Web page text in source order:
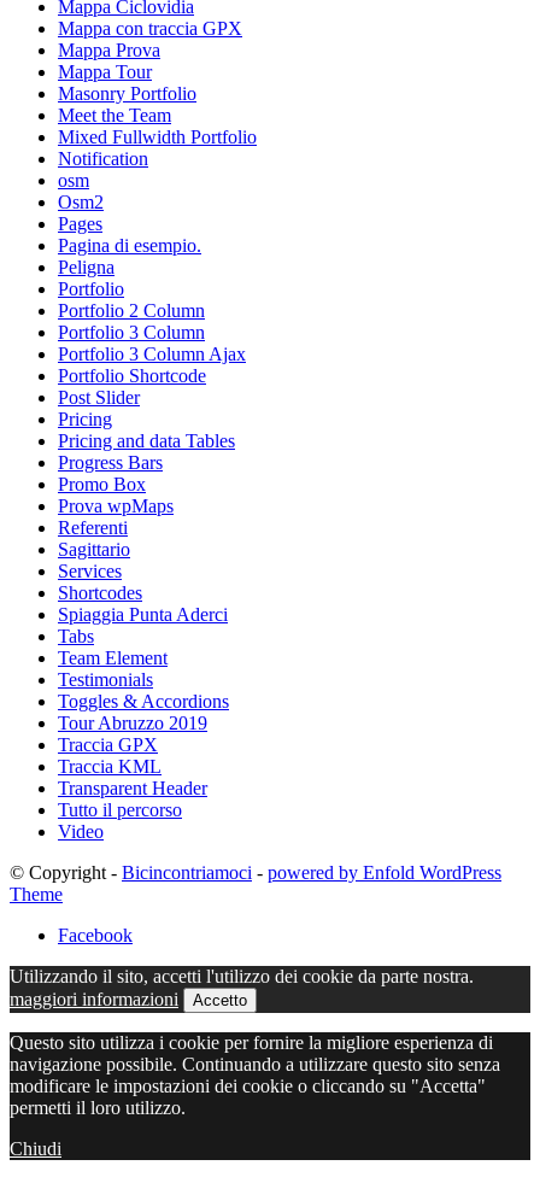
Mappa Ciclovidia
Mappa con traccia GPX
Mappa Prova
Mappa Tour
Masonry Portfolio
Meet the Team
Mixed Fullwidth Portfolio
Notification
osm
Osm2
Pages
Pagina di esempio.
Peligna
Portfolio
Portfolio 2 Column
Portfolio 3 Column
Portfolio 3 Column Ajax
Portfolio Shortcode
Post Slider
Pricing
Pricing and data Tables
Progress Bars
Promo Box
Prova wpMaps
Referenti
Sagittario
Services
Shortcodes
Spiaggia Punta Aderci
Tabs
Team Element
Testimonials
Toggles & Accordions
Tour Abruzzo 2019
Traccia GPX
Traccia KML
Transparent Header
Tutto il percorso
Video
© Copyright - Bicincontriamoci - powered by Enfold WordPress
Theme
Facebook
Utilizzando il sito, accetti l'utilizzo dei cookie da parte nostra.
maggiori informazioni
Accetto
Questo sito utilizza i cookie per fornire la migliore esperienza di
navigazione possibile. Continuando a utilizzare questo sito senza
modificare le impostazioni dei cookie o cliccando su "Accetta"
permetti il loro utilizzo.
Chiudi